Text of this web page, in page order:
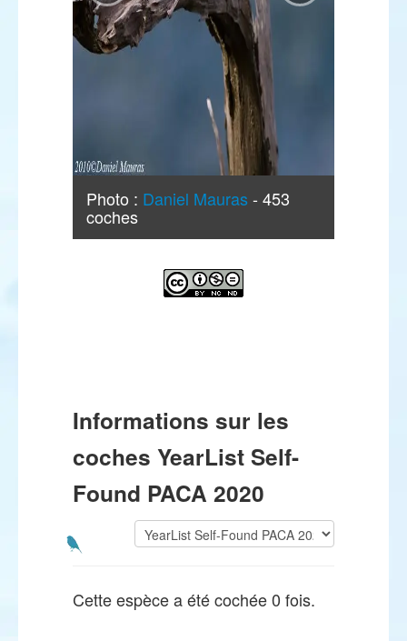
Photo : Daniel Mauras - 453
coches
Informations sur les
coches YearList Self-
Found PACA 2020
Cette espèce a été cochée 0 fois.